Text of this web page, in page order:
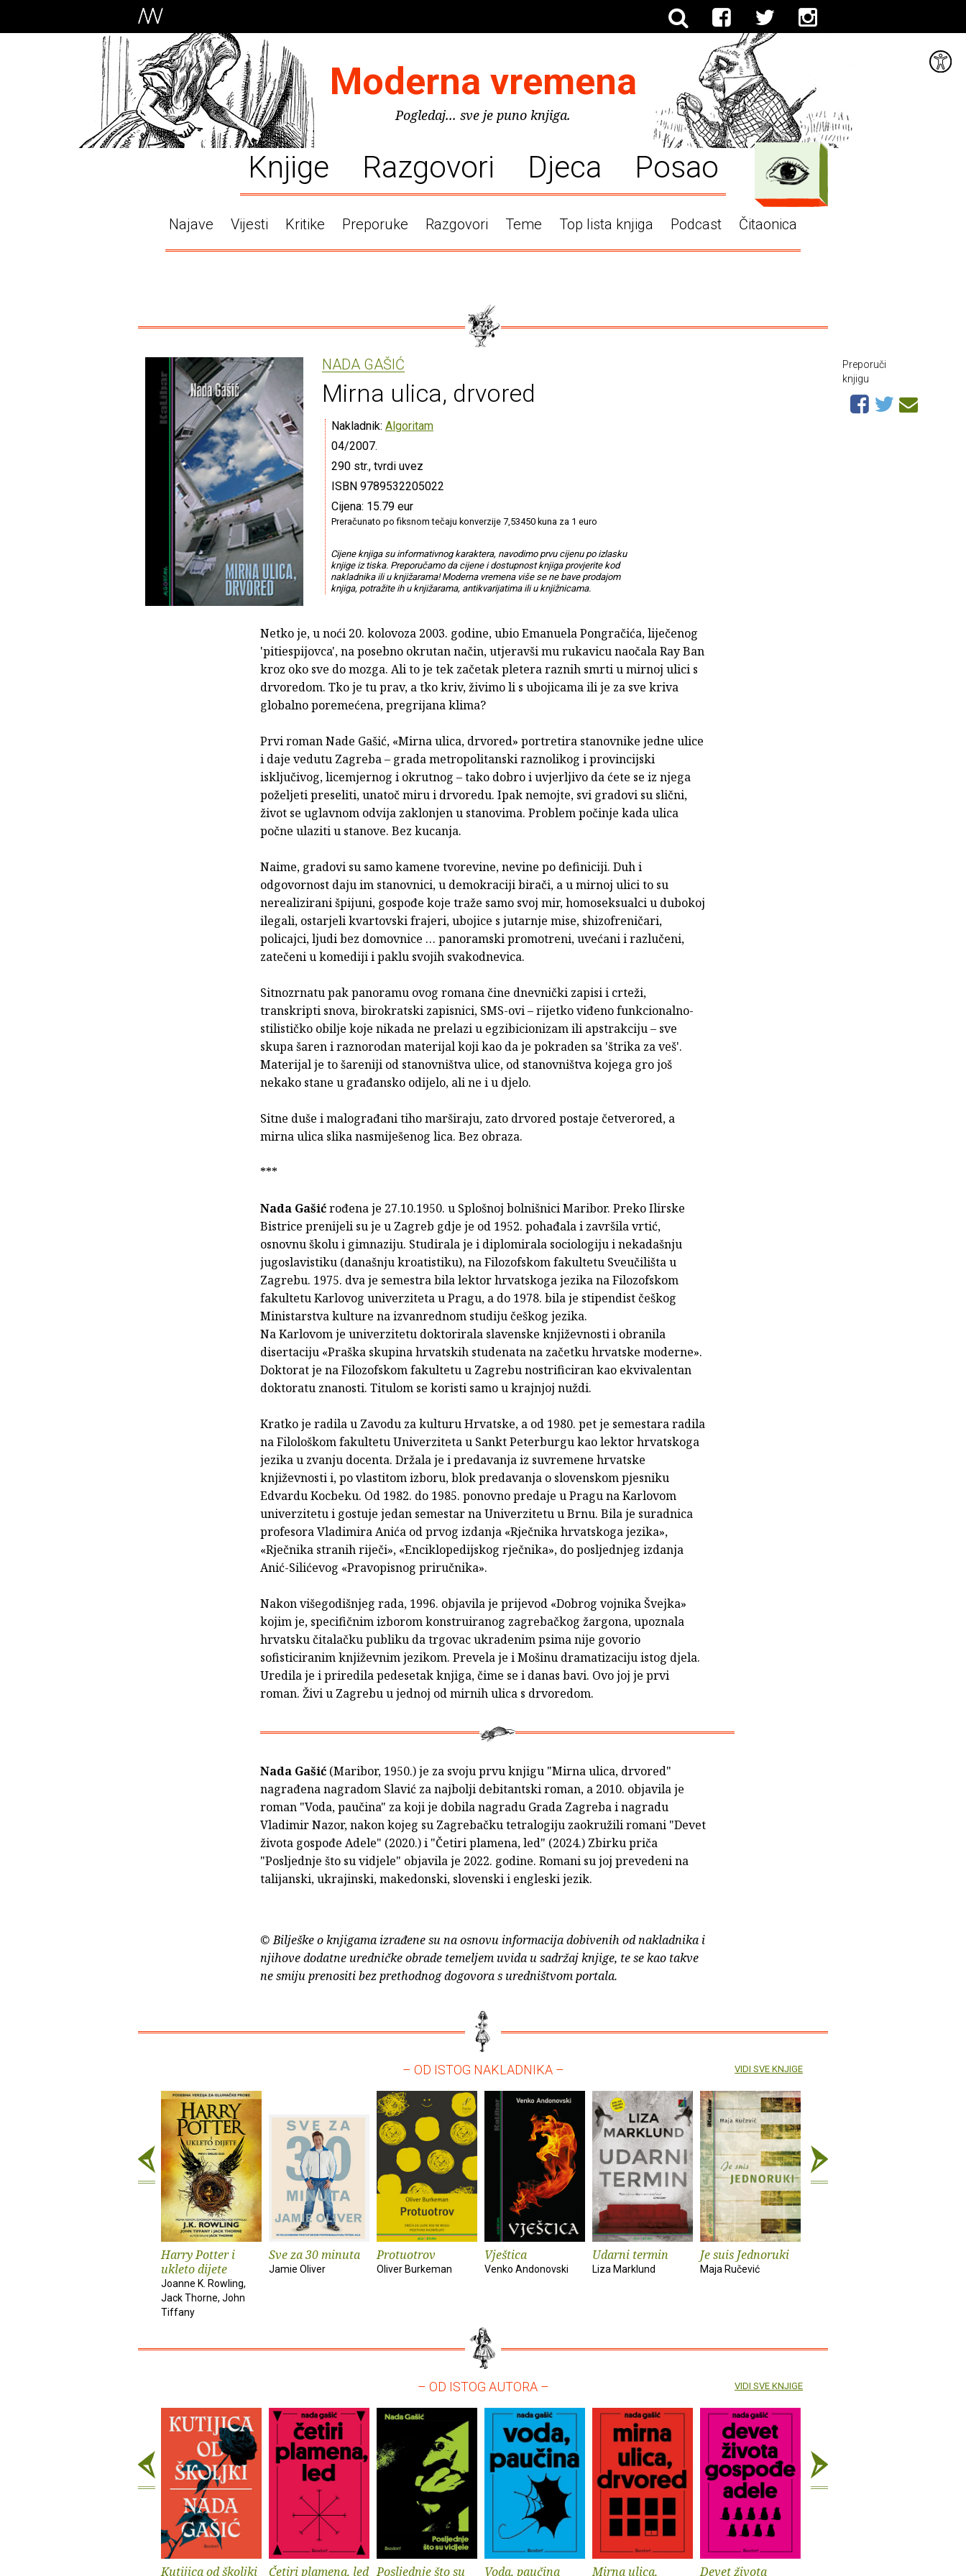
Moderna vremena
Pogledaj... sve je puno knjiga.
Knjige Razgovori Djeca Posao
Najave Vijesti Kritike Preporuke Razgovori Teme Top lista knjiga Podcast Čitaonica
NADA GAŠIĆ
Mirna ulica, drvored
Nakladnik: Algoritam
04/2007.
290 str., tvrdi uvez
ISBN 9789532205022
Cijena: 15.79 eur
Preračunato po fiksnom tečaju konverzije 7,53450 kuna za 1 euro
Cijene knjiga su informativnog karaktera, navodimo prvu cijenu po izlasku
knjige iz tiska. Preporučamo da cijene i dostupnost knjiga provjerite kod
nakladnika ili u knjižarama! Moderna vremena više se ne bave prodajom
knjiga, potražite ih u knjižarama, antikvarijatima ili u knjižnicama.
Netko je, u noći 20. kolovoza 2003. godine, ubio Emanuela Pongračića, liječenog
'pitiespijovca', na posebno okrutan način, utjeravši mu rukavicu naočala Ray Ban
kroz oko sve do mozga. Ali to je tek začetak pletera raznih smrti u mirnoj ulici s
drvoredom. Tko je tu prav, a tko kriv, živimo li s ubojicama ili je za sve kriva
globalno poremećena, pregrijana klima?
Prvi roman Nade Gašić, «Mirna ulica, drvored» portretira stanovnike jedne ulice
i daje vedutu Zagreba – grada metropolitanski raznolikog i provincijski
isključivog, licemjernog i okrutnog – tako dobro i uvjerljivo da ćete se iz njega
poželjeti preseliti, unatoč miru i drvoredu. Ipak nemojte, svi gradovi su slični,
život se uglavnom odvija zaklonjen u stanovima. Problem počinje kada ulica
počne ulaziti u stanove. Bez kucanja.
Naime, gradovi su samo kamene tvorevine, nevine po definiciji. Duh i
odgovornost daju im stanovnici, u demokraciji birači, a u mirnoj ulici to su
nerealizirani špijuni, gospođe koje traže samo svoj mir, homoseksualci u dubokoj
ilegali, ostarjeli kvartovski frajeri, ubojice s jutarnje mise, shizofreničari,
policajci, ljudi bez domovnice … panoramski promotreni, uvećani i razlučeni,
zatečeni u komediji i paklu svojih svakodnevica.
Sitnozrnatu pak panoramu ovog romana čine dnevnički zapisi i crteži,
transkripti snova, birokratski zapisnici, SMS-ovi – rijetko viđeno funkcionalno-
stilističko obilje koje nikada ne prelazi u egzibicionizam ili apstrakciju – sve
skupa šaren i raznorodan materijal koji kao da je pokraden sa 'štrika za veš'.
Materijal je to šareniji od stanovništva ulice, od stanovništva kojega gro još
nekako stane u građansko odijelo, ali ne i u djelo.
Sitne duše i malograđani tiho marširaju, zato drvored postaje četverored, a
mirna ulica slika nasmiješenog lica. Bez obraza.
***
Nada Gašićrođena je 27.10.1950. u Splošnoj bolnišnici Maribor. Preko Ilirske
Bistrice prenijeli su je u Zagreb gdje je od 1952. pohađala i završila vrtić,
osnovnu školu i gimnaziju. Studirala je i diplomirala sociologiju i nekadašnju
jugoslavistiku (današnju kroatistiku), na Filozofskom fakultetu Sveučilišta u
Zagrebu. 1975. dva je semestra bila lektor hrvatskoga jezika na Filozofskom
fakultetu Karlovog univerziteta u Pragu, a do 1978. bila je stipendist češkog
Ministarstva kulture na izvanrednom studiju češkog jezika.
Na Karlovom je univerzitetu doktorirala slavenske književnosti i obranila
disertaciju «Praška skupina hrvatskih studenata na začetku hrvatske moderne».
Doktorat je na Filozofskom fakultetu u Zagrebu nostrificiran kao ekvivalentan
doktoratu znanosti. Titulom se koristi samo u krajnjoj nuždi.
Kratko je radila u Zavodu za kulturu Hrvatske, a od 1980. pet je semestara radila
na Filološkom fakultetu Univerziteta u Sankt Peterburgu kao lektor hrvatskoga
jezika u zvanju docenta. Držala je i predavanja iz suvremene hrvatske
književnosti i, po vlastitom izboru, blok predavanja o slovenskom pjesniku
Edvardu Kocbeku. Od 1982. do 1985. ponovno predaje u Pragu na Karlovom
univerzitetu i gostuje jedan semestar na Univerzitetu u Brnu. Bila je suradnica
profesora Vladimira Anića od prvog izdanja «Rječnika hrvatskoga jezika»,
«Rječnika stranih riječi», «Enciklopedijskog rječnika», do posljednjeg izdanja
Anić-Silićevog «Pravopisnog priručnika».
Nakon višegodišnjeg rada, 1996. objavila je prijevod «Dobrog vojnika Švejka»
kojim je, specifičnim izborom konstruiranog zagrebačkog žargona, upoznala
hrvatsku čitalačku publiku da trgovac ukradenim psima nije govorio
sofisticiranim književnim jezikom. Prevela je i Mošinu dramatizaciju istog djela.
Uredila je i priredila pedesetak knjiga, čime se i danas bavi. Ovo joj je prvi
roman. Živi u Zagrebu u jednoj od mirnih ulica s drvoredom.
Nada Gašić (Maribor, 1950.) je za svoju prvu knjigu "Mirna ulica, drvored"
nagrađena nagradom Slavić za najbolji debitantski roman, a 2010. objavila je
roman "Voda, paučina" za koji je dobila nagradu Grada Zagreba i nagradu
Vladimir Nazor, nakon kojeg su Zagrebačku tetralogiju zaokružili romani "Devet
života gospođe Adele" (2020.) i "Četiri plamena, led" (2024.) Zbirku priča
"Posljednje što su vidjele" objavila je 2022. godine. Romani su joj prevedeni na
talijanski, ukrajinski, makedonski, slovenski i engleski jezik.
© Bilješke o knjigama izrađene su na osnovu informacija dobivenih od nakladnika i
njihove dodatne uredničke obrade temeljem uvida u sadržaj knjige, te se kao takve
ne smiju prenositi bez prethodnog dogovora s uredništvom portala.
Preporuči
knjigu
– OD ISTOG NAKLADNIKA –
Harry Potter i
ukleto dijete
Joanne K. Rowling,
Jack Thorne, John
Tiffany
Sve za 30 minuta
Jamie Oliver
Protuotrov
Oliver Burkeman
Vještica
Venko Andonovski
Udarni termin
Liza Marklund
Je suis Jednoruki
Maja Ručević
VIDI SVE KNJIGE
– OD ISTOG AUTORA –
Kutijica od školjki Četiri plamena, led Posljednje što su Voda, paučina Mirna ulica, Devet života
VIDI SVE KNJIGE